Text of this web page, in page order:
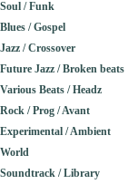
Soul / Funk
Blues / Gospel
Jazz / Crossover
Future Jazz / Broken beats
Various Beats / Headz
Rock / Prog / Avant
Experimental / Ambient
World
Soundtrack / Library